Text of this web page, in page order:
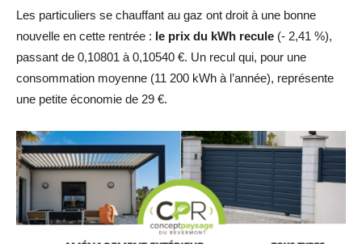
Les particuliers se chauffant au gaz ont droit à une bonne
nouvelle en cette rentrée : le prix du kWh recule (- 2,41 %),
passant de 0,10801 à 0,10540 €. Un recul qui, pour une
consommation moyenne (11 200 kWh à l’année), représente
une petite économie de 29 €.